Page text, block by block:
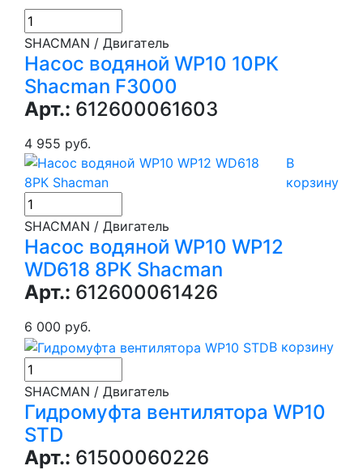
SHACMAN / Двигатель
Насос водяной WP10 10РК
Shacman F3000
Арт.: 612600061603
4 955 руб.
В
корзину
SHACMAN / Двигатель
Насос водяной WP10 WP12
WD618 8РК Shacman
Арт.: 612600061426
6 000 руб.
В корзину
SHACMAN / Двигатель
Гидромуфта вентилятора WP10
STD
Арт.: 61500060226